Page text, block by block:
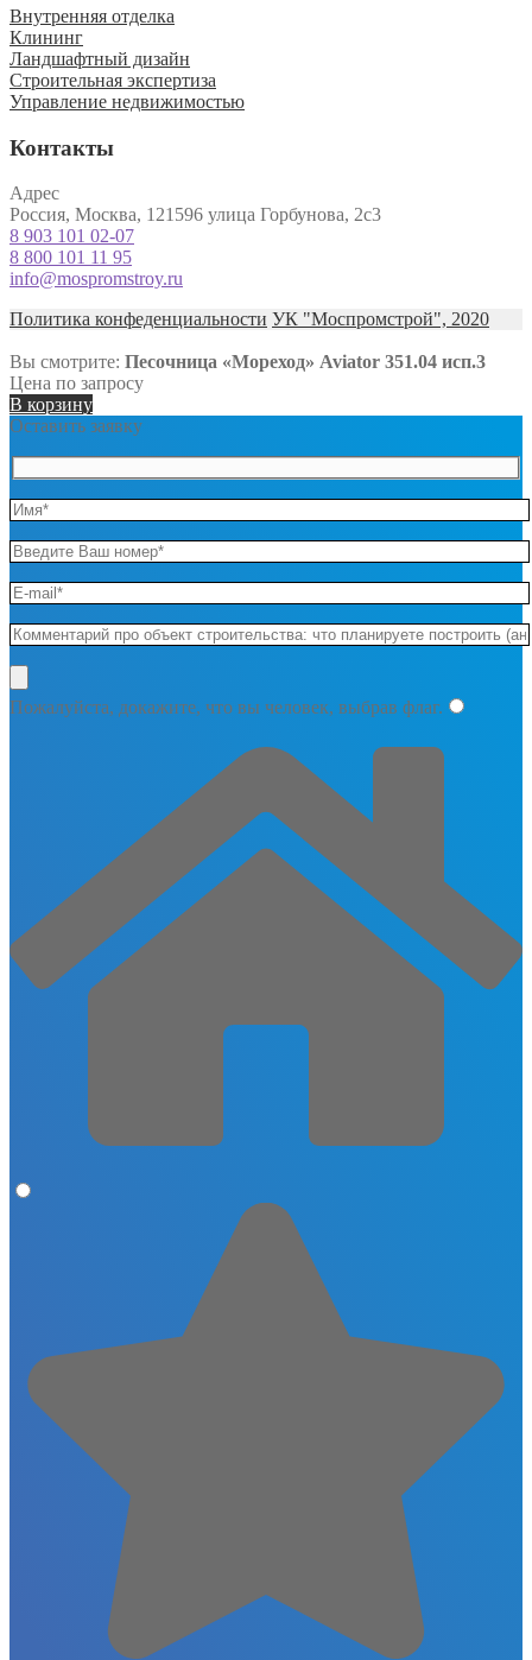
Внутренняя отделка
Клининг
Ландшафтный дизайн
Строительная экспертиза
Управление недвижимостью
Контакты
Адрес
Россия, Москва, 121596 улица Горбунова, 2с3
8 903 101 02-07
8 800 101 11 95
info@mospromstroy.ru
Политика конфеденциальности УК "Моспромстрой", 2020
Вы смотрите: Песочница «Мореход» Aviator 351.04 исп.3
Цена по запросу
В корзину
Оставить заявку
Пожалуйста, докажите, что вы человек, выбрав флаг.